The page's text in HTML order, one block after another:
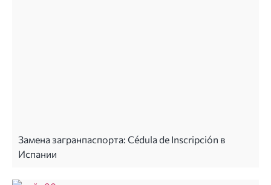
Замена загранпаспорта: Cédula de Inscripción в
Испании